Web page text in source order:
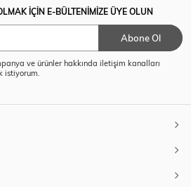
İÇİN E-BÜLTENİMİZE ÜYE OLUN
Abone Ol
ve ürünler hakkında iletişim kanalları
istiyorum.